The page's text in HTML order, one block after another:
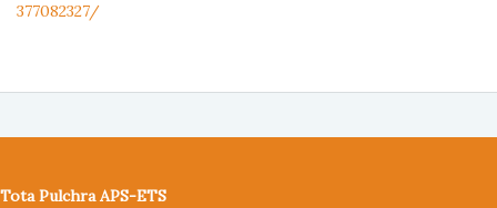
377082327/
Tota Pulchra APS-ETS